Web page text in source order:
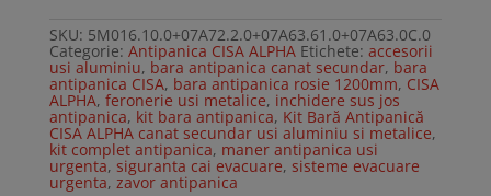
canat
secundar
usi
aluminiu
si
metalice
SKU: 5M016.10.0+07A72.2.0+07A63.61.0+07A63.0C.0
Categorie: Antipanica CISA ALPHA Etichete: accesorii
usi aluminiu, bara antipanica canat secundar, bara
antipanica CISA, bara antipanica rosie 1200mm, CISA
ALPHA, feronerie usi metalice, inchidere sus jos
antipanica, kit bara antipanica, Kit Bară Antipanică
CISA ALPHA canat secundar usi aluminiu si metalice,
kit complet antipanica, maner antipanica usi
urgenta, siguranta cai evacuare, sisteme evacuare
urgenta, zavor antipanica